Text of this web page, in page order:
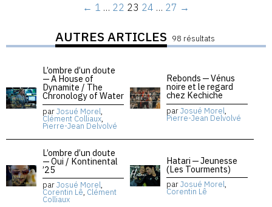
← 1 … 22 23 24 … 27 →
AUTRES ARTICLES 98 résultats
L’ombre d’un doute
— A House of
Dynamite / The
Chronology of Water
parJosué Morel,
Clément Colliaux,
Pierre-Jean Delvolvé
Rebonds — Vénus
noire et le regard
chez Kechiche
parJosué Morel,
Pierre-Jean Delvolvé
L’ombre d’un doute
— Oui / Kontinental
’25
parJosué Morel,
Corentin Lê, Clément
Colliaux
Hatari — Jeunesse
(Les Tourments)
parJosué Morel,
Corentin Lê